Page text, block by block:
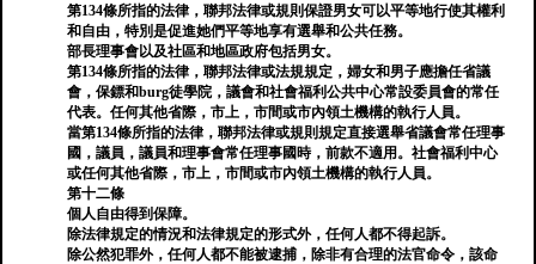
第134條所指的法律，聯邦法律或規則保證男女可以平等地行使其權利
和自由，特別是促進她們平等地享有選舉和公共任務。
部長理事會以及社區和地區政府包括男女。
第134條所指的法律，聯邦法律或法規規定，婦女和男子應擔任省議
會，保鏢和burg徒學院，議會和社會福利公共中心常設委員會的常任
代表。任何其他省際，市上，市間或市內領土機構的執行人員。
當第134條所指的法律，聯邦法律或規則規定直接選舉省議會常任理事
國，議員，議員和理事會常任理事國時，前款不適用。社會福利中心
或任何其他省際，市上，市間或市內領土機構的執行人員。
第十二條
個人自由得到保障。
除法律規定的情況和法律規定的形式外，任何人都不得起訴。
除公然犯罪外，任何人都不能被逮捕，除非有合理的法官命令，該命